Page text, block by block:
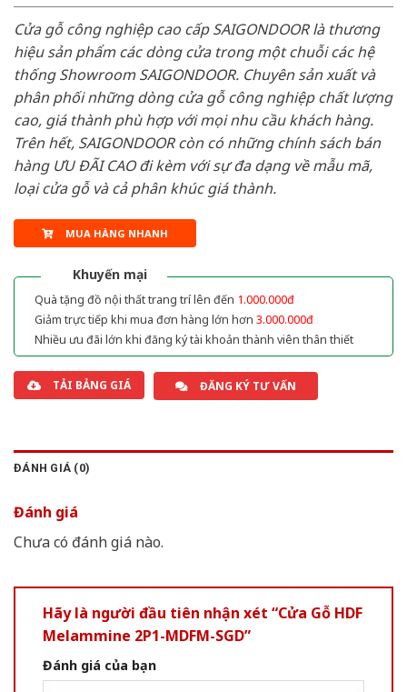
Cửa gỗ công nghiệp cao cấp SAIGONDOOR là thương
hiệu sản phẩm các dòng cửa trong một chuỗi các hệ
thống Showroom SAIGONDOOR. Chuyên sản xuất và
phân phối những dòng cửa gỗ công nghiệp chất lượng
cao, giá thành phù hợp với mọi nhu cầu khách hàng.
Trên hết, SAIGONDOOR còn có những chính sách bán
hàng ƯU ĐÃI CAO đi kèm với sự đa dạng về mẫu mã,
loại cửa gỗ và cả phân khúc giá thành.
MUA HÀNG NHANH
Khuyến mại
Quà tặng đồ nội thất trang trí lên đến 1.000.000đ
Giảm trực tiếp khi mua đơn hàng lớn hơn 3.000.000đ
Nhiều ưu đãi lớn khi đăng ký tài khoản thành viên thân thiết
TẢI BẢNG GIÁ ĐĂNG KÝ TƯ VẤN
ĐÁNH GIÁ (0)
Đánh giá
Chưa có đánh giá nào.
Hãy là người đầu tiên nhận xét “Cửa Gỗ HDF
Melammine 2P1-MDFM-SGD”
Đánh giá của bạn